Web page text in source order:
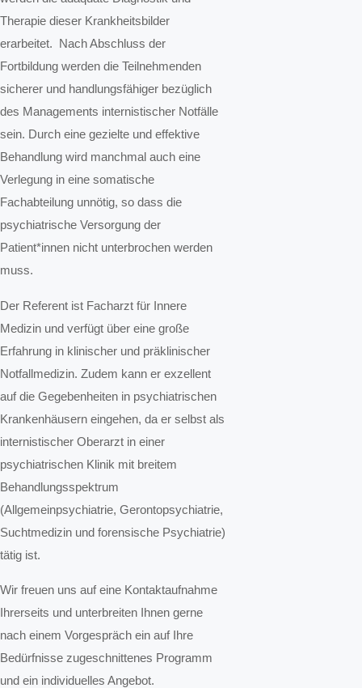
Therapie dieser Krankheitsbilder
erarbeitet. Nach Abschluss der
Fortbildung werden die Teilnehmenden
sicherer und handlungsfähiger bezüglich
des Managements internistischer Notfälle
sein. Durch eine gezielte und effektive
Behandlung wird manchmal auch eine
Verlegung in eine somatische
Fachabteilung unnötig, so dass die
psychiatrische Versorgung der
Patient*innen nicht unterbrochen werden
muss.
Der Referent ist Facharzt für Innere
Medizin und verfügt über eine große
Erfahrung in klinischer und präklinischer
Notfallmedizin. Zudem kann er exzellent
auf die Gegebenheiten in psychiatrischen
Krankenhäusern eingehen, da er selbst als
internistischer Oberarzt in einer
psychiatrischen Klinik mit breitem
Behandlungsspektrum
(Allgemeinpsychiatrie, Gerontopsychiatrie,
Suchtmedizin und forensische Psychiatrie)
tätig ist.
Wir freuen uns auf eine Kontaktaufnahme
Ihrerseits und unterbreiten Ihnen gerne
nach einem Vorgespräch ein auf Ihre
Bedürfnisse zugeschnittenes Programm
und ein individuelles Angebot.